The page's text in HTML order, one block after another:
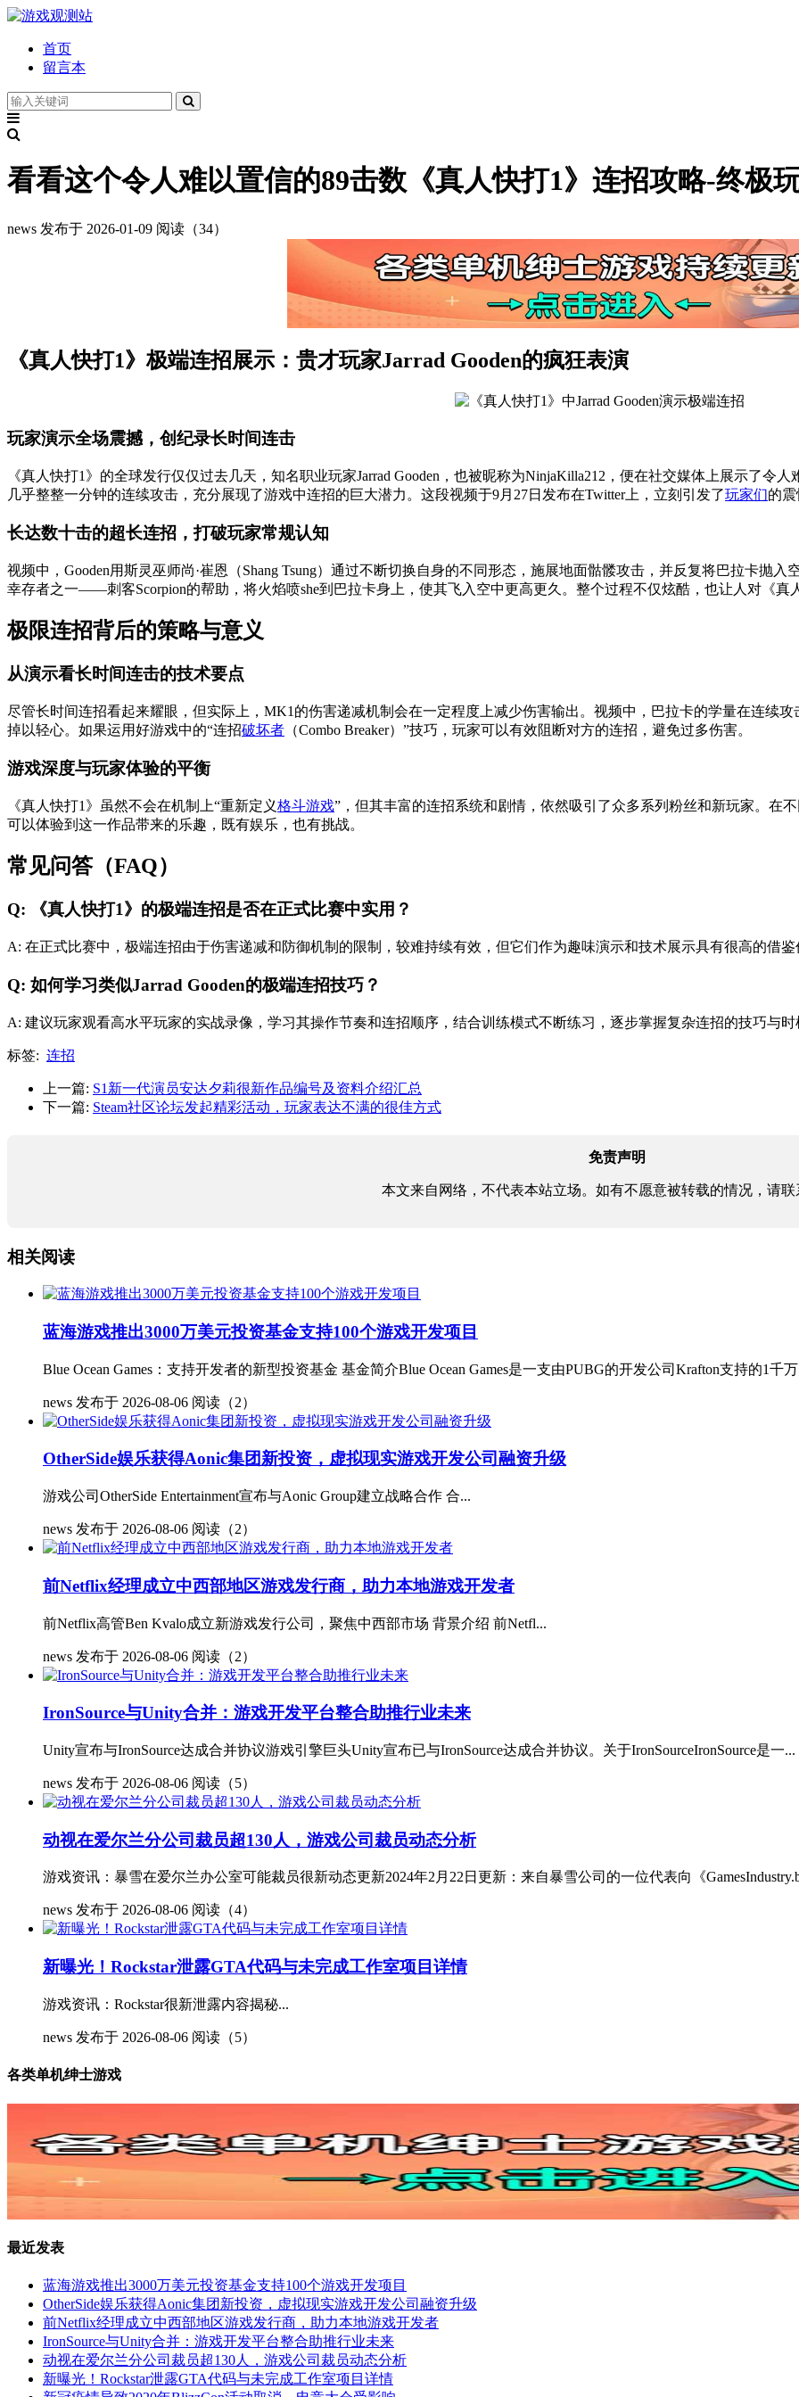
首页
留言本
看看这个令人难以置信的89击数《真人快打1》连招攻略-终极
news 发布于 2026-01-09 阅读（34）
《真人快打1》极端连招展示：贵才玩家Jarrad Gooden的疯狂表演
玩家演示全场震撼，创纪录长时间连击
《真人快打1》的全球发行仅仅过去几天，知名职业玩家Jarrad Gooden，也被昵称为NinjaKilla212，便在社交媒体上展示了令
几乎整整一分钟的连续攻击，充分展现了游戏中连招的巨大潜力。这段视频于9月27日发布在Twitter上，立刻引发了玩家们的
长达数十击的超长连招，打破玩家常规认知
视频中，Gooden用斯灵巫师尚·崔恩（Shang Tsung）通过不断切换自身的不同形态，施展地面骷髅攻击，并反复将巴拉卡抛
幸存者之一——刺客Scorpion的帮助，将火焰喷she到巴拉卡身上，使其飞入空中更高更久。整个过程不仅炫酷，也让人对《真
极限连招背后的策略与意义
从演示看长时间连击的技术要点
尽管长时间连招看起来耀眼，但实际上，MK1的伤害递减机制会在一定程度上减少伤害输出。视频中，巴拉卡的学量在连续
掉以轻心。如果运用好游戏中的“连招破坏者 （Combo Breaker）”技巧，玩家可以有效阻断对方的连招，避免过多伤害。
游戏深度与玩家体验的平衡
《真人快打1》虽然不会在机制上“重新定义格斗游戏”，但其丰富的连招系统和剧情，依然吸引了众多系列粉丝和新玩家。在不
可以体验到这一作品带来的乐趣，既有娱乐，也有挑战。
常见问答（FAQ）
Q: 《真人快打1》的极端连招是否在正式比赛中实用？
A: 在正式比赛中，极端连招由于伤害递减和防御机制的限制，较难持续有效，但它们作为趣味演示和技术展示具有很高的借
Q: 如何学习类似Jarrad Gooden的极端连招技巧？
A: 建议玩家观看高水平玩家的实战录像，学习其操作节奏和连招顺序，结合训练模式不断练习，逐步掌握复杂连招的技巧与时
标签: 连招
上一篇: S1新一代演员安达夕莉很新作品编号及资料介绍汇总
下一篇: Steam社区论坛发起精彩活动，玩家表达不满的很佳方式
免责声明
本文来自网络，不代表本站立场。如有不愿意被转载的情况，请联
相关阅读
蓝海游戏推出3000万美元投资基金支持100个游戏开发项目
Blue Ocean Games：支持开发者的新型投资基金 基金简介Blue Ocean Games是一支由PUBG的开发公司Krafton支持的1千
news 发布于 2026-08-06 阅读（2）
OtherSide娱乐获得Aonic集团新投资，虚拟现实游戏开发公司融资升级
游戏公司OtherSide Entertainment宣布与Aonic Group建立战略合作 合...
news 发布于 2026-08-06 阅读（2）
前Netflix经理成立中西部地区游戏发行商，助力本地游戏开发者
前Netflix高管Ben Kvalo成立新游戏发行公司，聚焦中西部市场 背景介绍 前Netfl...
news 发布于 2026-08-06 阅读（2）
IronSource与Unity合并：游戏开发平台整合助推行业未来
Unity宣布与IronSource达成合并协议游戏引擎巨头Unity宣布已与IronSource达成合并协议。关于IronSourceIronSource是一...
news 发布于 2026-08-06 阅读（5）
动视在爱尔兰分公司裁员超130人，游戏公司裁员动态分析
游戏资讯：暴雪在爱尔兰办公室可能裁员很新动态更新2024年2月22日更新：来自暴雪公司的一位代表向《
news 发布于 2026-08-06 阅读（4）
新曝光！Rockstar泄露GTA代码与未完成工作室项目详情
游戏资讯：Rockstar很新泄露内容揭秘...
news 发布于 2026-08-06 阅读（5）
各类单机绅士游戏
最近发表
蓝海游戏推出3000万美元投资基金支持100个游戏开发项目
OtherSide娱乐获得Aonic集团新投资，虚拟现实游戏开发公司融资升级
前Netflix经理成立中西部地区游戏发行商，助力本地游戏开发者
IronSource与Unity合并：游戏开发平台整合助推行业未来
动视在爱尔兰分公司裁员超130人，游戏公司裁员动态分析
新曝光！Rockstar泄露GTA代码与未完成工作室项目详情